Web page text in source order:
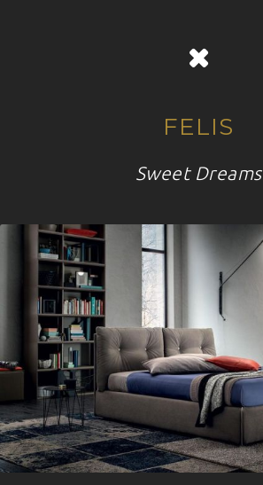
FELIS
Sweet Dreams